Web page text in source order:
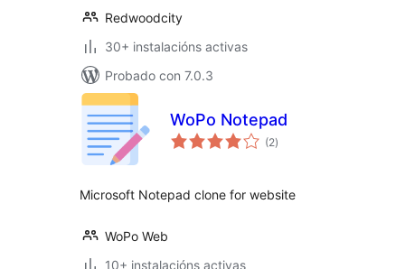
Redwoodcity
30+ instalacións activas
Probado con 7.0.3
WoPo Notepad
(2valoracións
totais
)
Microsoft Notepad clone for website
WoPo Web
10+ instalacións activas